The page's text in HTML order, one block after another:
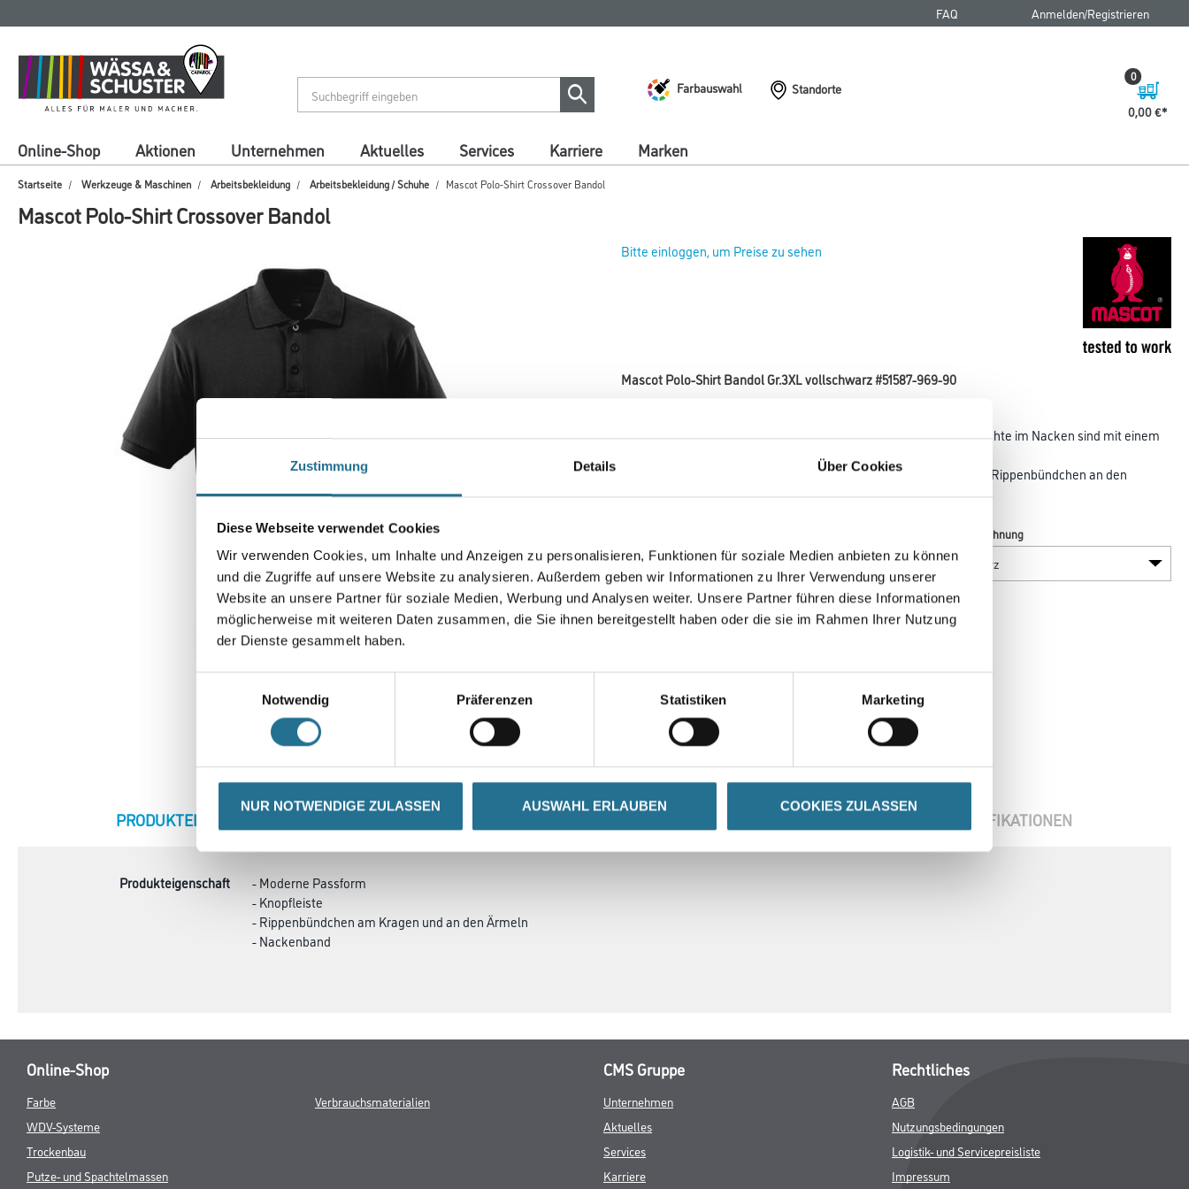
Zustimmung Details Über Cookies
Diese Webseite verwendet Cookies
Wir verwenden Cookies, um Inhalte und Anzeigen zu personalisieren, Funktionen für soziale Medien anbieten zu können
und die Zugriffe auf unsere Website zu analysieren. Außerdem geben wir Informationen zu Ihrer Verwendung unserer
Website an unsere Partner für soziale Medien, Werbung und Analysen weiter. Unsere Partner führen diese Informationen
möglicherweise mit weiteren Daten zusammen, die Sie ihnen bereitgestellt haben oder die sie im Rahmen Ihrer Nutzung
der Dienste gesammelt haben.
Notwendig
Präferenzen Statistiken Marketing
NUR NOTWENDIGE ZULASSEN AUSWAHL ERLAUBEN COOKIES ZULASSEN
springen
springen
FAQ Anmelden/Registrieren
Farbauswahl
Standorte
0,00 €
0
Online-Shop Aktionen Unternehmen Aktuelles Services Karriere Marken
Startseite Werkzeuge & Maschinen Arbeitsbekleidung Arbeitsbekleidung / Schuhe Mascot Polo-Shirt Crossover Bandol
Mascot Polo-Shirt Crossover Bandol
Bitte einloggen, um Preise zu sehen
Mascot Polo-Shirt Bandol Gr.3XL vollschwarz #51587-969-90
Moderne, körpernahe Passform mit viel Bewegungsfreiheit. Die Nähte im Nacken sind mit einem
verdeckt, so dass diese nicht stören. Kragen mit Rippenbündchen. Rippenbündchen an den
Ärmeln.
Farbtonbezeichnung
CURRENT
PRODUKTEIGENSCHAFTEN SPEZIFIKATIONEN
Produkteigenschaft
- Moderne Passform
- Knopfleiste
- Rippenbündchen am Kragen und an den Ärmeln
- Nackenband
Online-Shop
Farbe
WDV-Systeme
Trockenbau
Putze- und Spachtelmassen
Verbrauchsmaterialien
CMS Gruppe
Unternehmen
Aktuelles
Services
Karriere
Rechtliches
AGB
Nutzungsbedingungen
Logistik- und Servicepreisliste
Impressum